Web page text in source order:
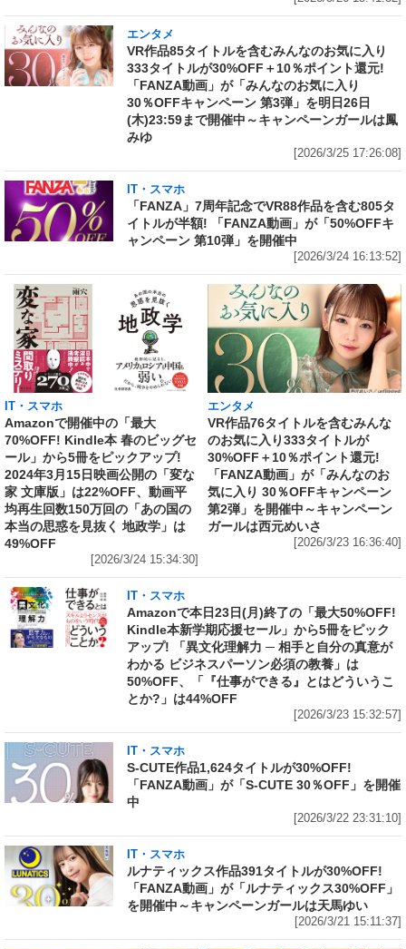
エンタメ
VR作品85タイトルを含むみんなのお気に入り
333タイトルが30%OFF＋10％ポイント還元!
「FANZA動画」が「みんなのお気に入り
30％OFFキャンペーン 第3弾」を明日26日
(木)23:59まで開催中～キャンペーンガールは鳳
みゆ
[2026/3/25 17:26:08]
IT・スマホ
「FANZA」7周年記念でVR88作品を含む805タ
イトルが半額! 「FANZA動画」が「50%OFFキ
ャンペーン 第10弾」を開催中
[2026/3/24 16:13:52]
IT・スマホ
Amazonで開催中の「最大
70%OFF! Kindle本 春のビッグセ
ール」から5冊をピックアップ!
2024年3月15日映画公開の「変な
家 文庫版」は22%OFF、動画平
均再生回数150万回の「あの国の
本当の思惑を見抜く 地政学」は
49%OFF
[2026/3/24 15:34:30]
エンタメ
VR作品76タイトルを含むみんな
のお気に入り333タイトルが
30%OFF＋10％ポイント還元!
「FANZA動画」が「みんなのお
気に入り 30％OFFキャンペーン
第2弾」を開催中～キャンペーン
ガールは西元めいさ
[2026/3/23 16:36:40]
IT・スマホ
Amazonで本日23日(月)終了の「最大50%OFF!
Kindle本新学期応援セール」から5冊をピック
アップ! 「異文化理解力 ─ 相手と自分の真意が
わかる ビジネスパーソン必須の教養」は
50%OFF、「『仕事ができる』とはどういうこ
とか?」は44%OFF
[2026/3/23 15:32:57]
IT・スマホ
S-CUTE作品1,624タイトルが30%OFF!
「FANZA動画」が「S-CUTE 30％OFF」を開催
中
[2026/3/22 23:31:10]
IT・スマホ
ルナティックス作品391タイトルが30%OFF!
「FANZA動画」が「ルナティックス30%OFF」
を開催中～キャンペーンガールは天馬ゆい
[2026/3/21 15:11:37]